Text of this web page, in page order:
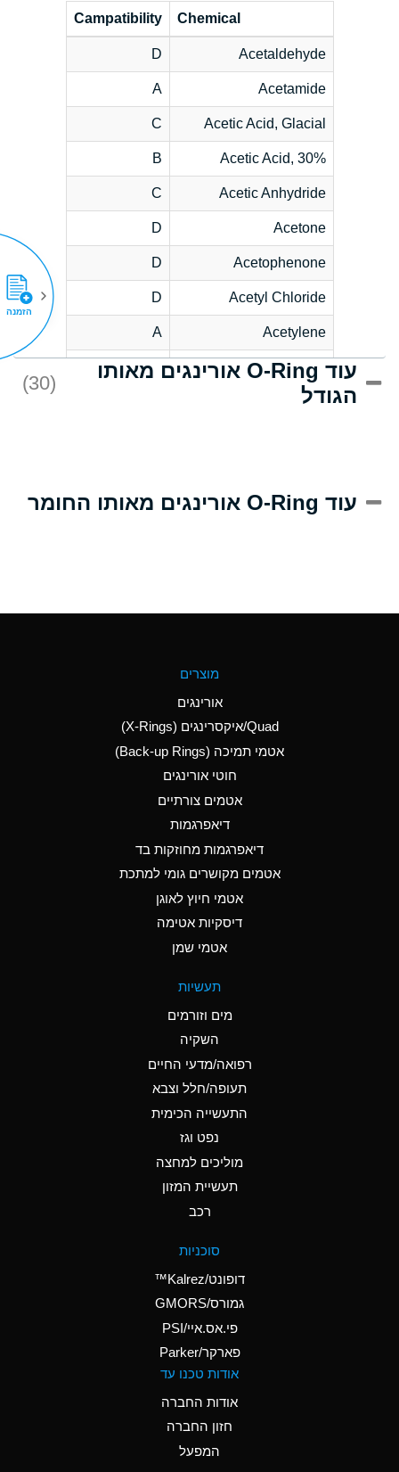
Chemical
Campatibility
Acetaldehyde
D
Acetamide
A
Acetic Acid, Glacial
C
Acetic Acid, 30%
B
Acetic Anhydride
C
Acetone
D
Acetophenone
D
Acetyl Chloride
D
Acetylene
A
Acrlylonitrile
D
Adipic Acid
(Aqueous)
Aluminum Nitrate
(Aqueous)
Aluminum Phosphate
Ammonia Anhydrous
B
Ammonia Gas (cold)
A
Ammonia Gas (hot)
Ammonium Hydroxide
D
Ammonium Nitrate
Ammonium Nitrite
Ammonium Persulfate
Ammonium Phosphate
A
Ammonium Sulfate
A
Amyl Acetate (Banana
עוד O-Ring אורינגים מאותו
הגודל
(30)
עוד O-Ring אורינגים מאותו החומר
מוצרים
אורינגים
Quad/איקסרינגים (X-Rings)
אטמי תמיכה (Back-up Rings)
חוטי אורינגים
אטמים צורתיים
דיאפרגמות
דיאפרגמות מחוזקות בד
אטמים מקושרים גומי למתכת
אטמי חיוץ לאוגן
דיסקיות אטימה
אטמי שמן
תעשיות
מים וזורמים
השקיה
רפואה/מדעי החיים
תעופה/חלל וצבא
התעשייה הכימית
נפט וגז
מוליכים למחצה
תעשיית המזון
רכב
סוכניות
דופונט/Kalrez™
גמורס/GMORS
פי.אס.איי/PSI
פארקר/Parker
אודות טכנו עד
אודות החברה
חזון החברה
המפעל
הזמנה